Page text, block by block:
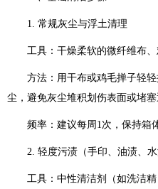
1. 常规灰尘与浮土清理
工具：干燥柔软的微纤维布、
方法：用干布或鸡毛掸子轻轻
尘，避免灰尘堆积划伤表面或堵塞
频率：建议每周1次，保持箱体
2. 轻度污渍（手印、油渍、水
工具：中性清洁剂（如洗洁精